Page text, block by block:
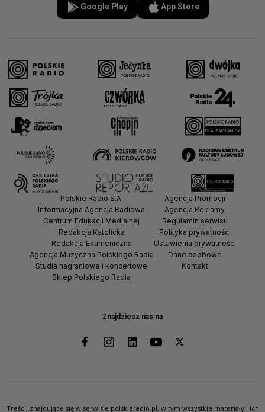
Google Play App Store
Znajdziesz nas na
Polskie Radio S.A.
Informacyjna Agencja Radiowa
Centrum Edukacji Medialnej
Redakcja Katolicka
Redakcja Ekumeniczna
Agencja Muzyczna Polskiego Radia
Studia nagraniowe i koncertowe
Sklep Polskiego Radia
Agencja Promocji
Agencja Reklamy
Regulamin serwisu
Polityka prywatności
Ustawienia prywatności
Dane osobowe
Kontakt
Treści, znajdujące się w serwisie polskieradio.pl, w tym wszystkie materiały i ich